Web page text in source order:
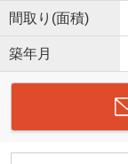
間取り(面積)
築年月